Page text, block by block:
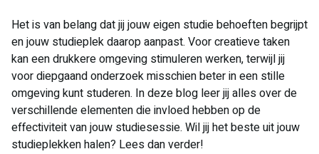
Het is van belang dat jij jouw eigen studie behoeften begrijpt
en jouw studieplek daarop aanpast. Voor creatieve taken
kan een drukkere omgeving stimuleren werken, terwijl jij
voor diepgaand onderzoek misschien beter in een stille
omgeving kunt studeren. In deze blog leer jij alles over de
verschillende elementen die invloed hebben op de
effectiviteit van jouw studiesessie. Wil jij het beste uit jouw
studieplekken halen? Lees dan verder!